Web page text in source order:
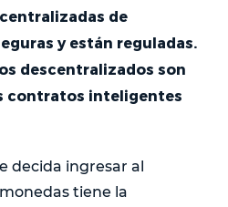
de
y están reguladas.
descentralizados son
contratos inteligentes
decida ingresar al
tiene la